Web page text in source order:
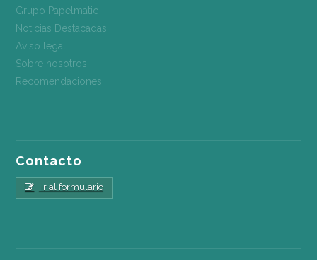
Grupo Papelmatic
Noticias Destacadas
Aviso legal
Sobre nosotros
Recomendaciones
Contacto
ir al formulario